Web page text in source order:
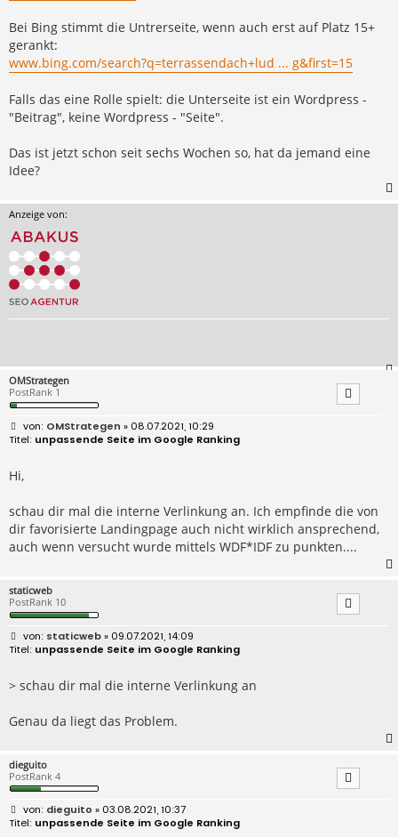
Bei Bing stimmt die Untrerseite, wenn auch erst auf Platz 15+
gerankt:
www.bing.com/search?q=terrassendach+lud ... g&first=15
Falls das eine Rolle spielt: die Unterseite ist ein Wordpress -
"Beitrag", keine Wordpress - "Seite".
Das ist jetzt schon seit sechs Wochen so, hat da jemand eine
Idee?
Anzeige von:
OMStrategen
PostRank 1
B
e
r
a
OMStrategen » 08.07.2021, 10:29
unpassende Seite im Google Ranking
Hi,
schau dir mal die interne Verlinkung an. Ich empfinde die von
dir favorisierte Landingpage auch nicht wirklich ansprechend,
auch wenn versucht wurde mittels WDF*IDF zu punkten....
staticweb
PostRank 10
B
e
i
r
a
staticweb» 09.07.2021, 14:09
unpassende Seite im Google Ranking
> schau dir mal die interne Verlinkung an
Genau da liegt das Problem.
dieguito
PostRank 4
B
e
dieguito » 03.08.2021, 10:37
unpassende Seite im Google Ranking